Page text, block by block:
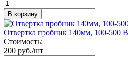
В корзину
Отвертка пробник 140мм, 100-500 В
Стоимость:
200 руб./шт